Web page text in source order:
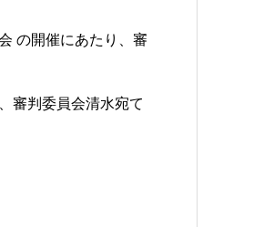
の開催にあたり、審
審判委員会清水宛て